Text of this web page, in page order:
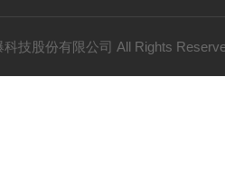
科技股份有限公司 All Rights